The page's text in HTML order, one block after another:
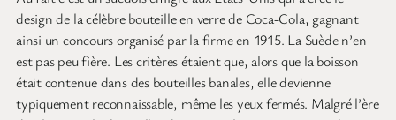
design de la célèbre bouteille en verre de Coca-Cola, gagnant
ainsi un concours organisé par la firme en 1915. La Suède n’en
est pas peu fière. Les critères étaient que, alors que la boisson
était contenue dans des bouteilles banales, elle devienne
typiquement reconnaissable, même les yeux fermés. Malgré l’ère